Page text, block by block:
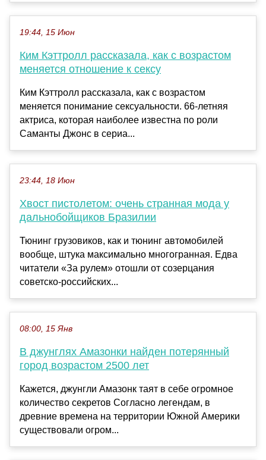
19:44, 15 Июн
Ким Кэттролл рассказала, как с возрастом
меняется отношение к сексу
Ким Кэттролл рассказала, как с возрастом
меняется понимание сексуальности. 66-летняя
актриса, которая наиболее известна по роли
Саманты Джонс в сериа...
23:44, 18 Июн
Хвост пистолетом: очень странная мода у
дальнобойщиков Бразилии
Тюнинг грузовиков, как и тюнинг автомобилей
вообще, штука максимально многогранная. Едва
читатели «За рулем» отошли от созерцания
советско-российских...
08:00, 15 Янв
В джунглях Амазонки найден потерянный
город возрастом 2500 лет
Кажется, джунгли Амазонк таят в себе огромное
количество секретов Согласно легендам, в
древние времена на территории Южной Америки
существовали огром...